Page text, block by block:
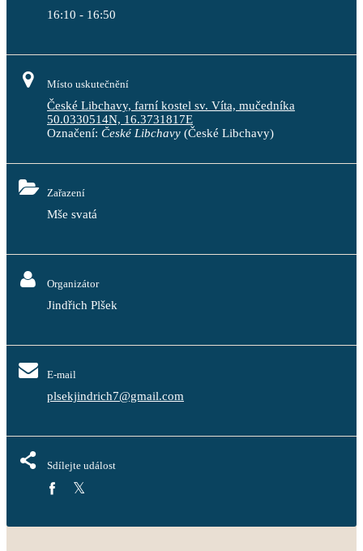
16:10 - 16:50
Místo uskutečnění
České Libchavy, farní kostel sv. Víta, mučedníka
50.0330514N, 16.3731817E
Označení: České Libchavy (České Libchavy)
Zařazení
Mše svatá
Organizátor
Jindřich Plšek
E-mail
plsekjindrich7@gmail.com
Sdílejte událost